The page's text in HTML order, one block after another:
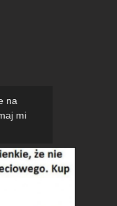
na
mi